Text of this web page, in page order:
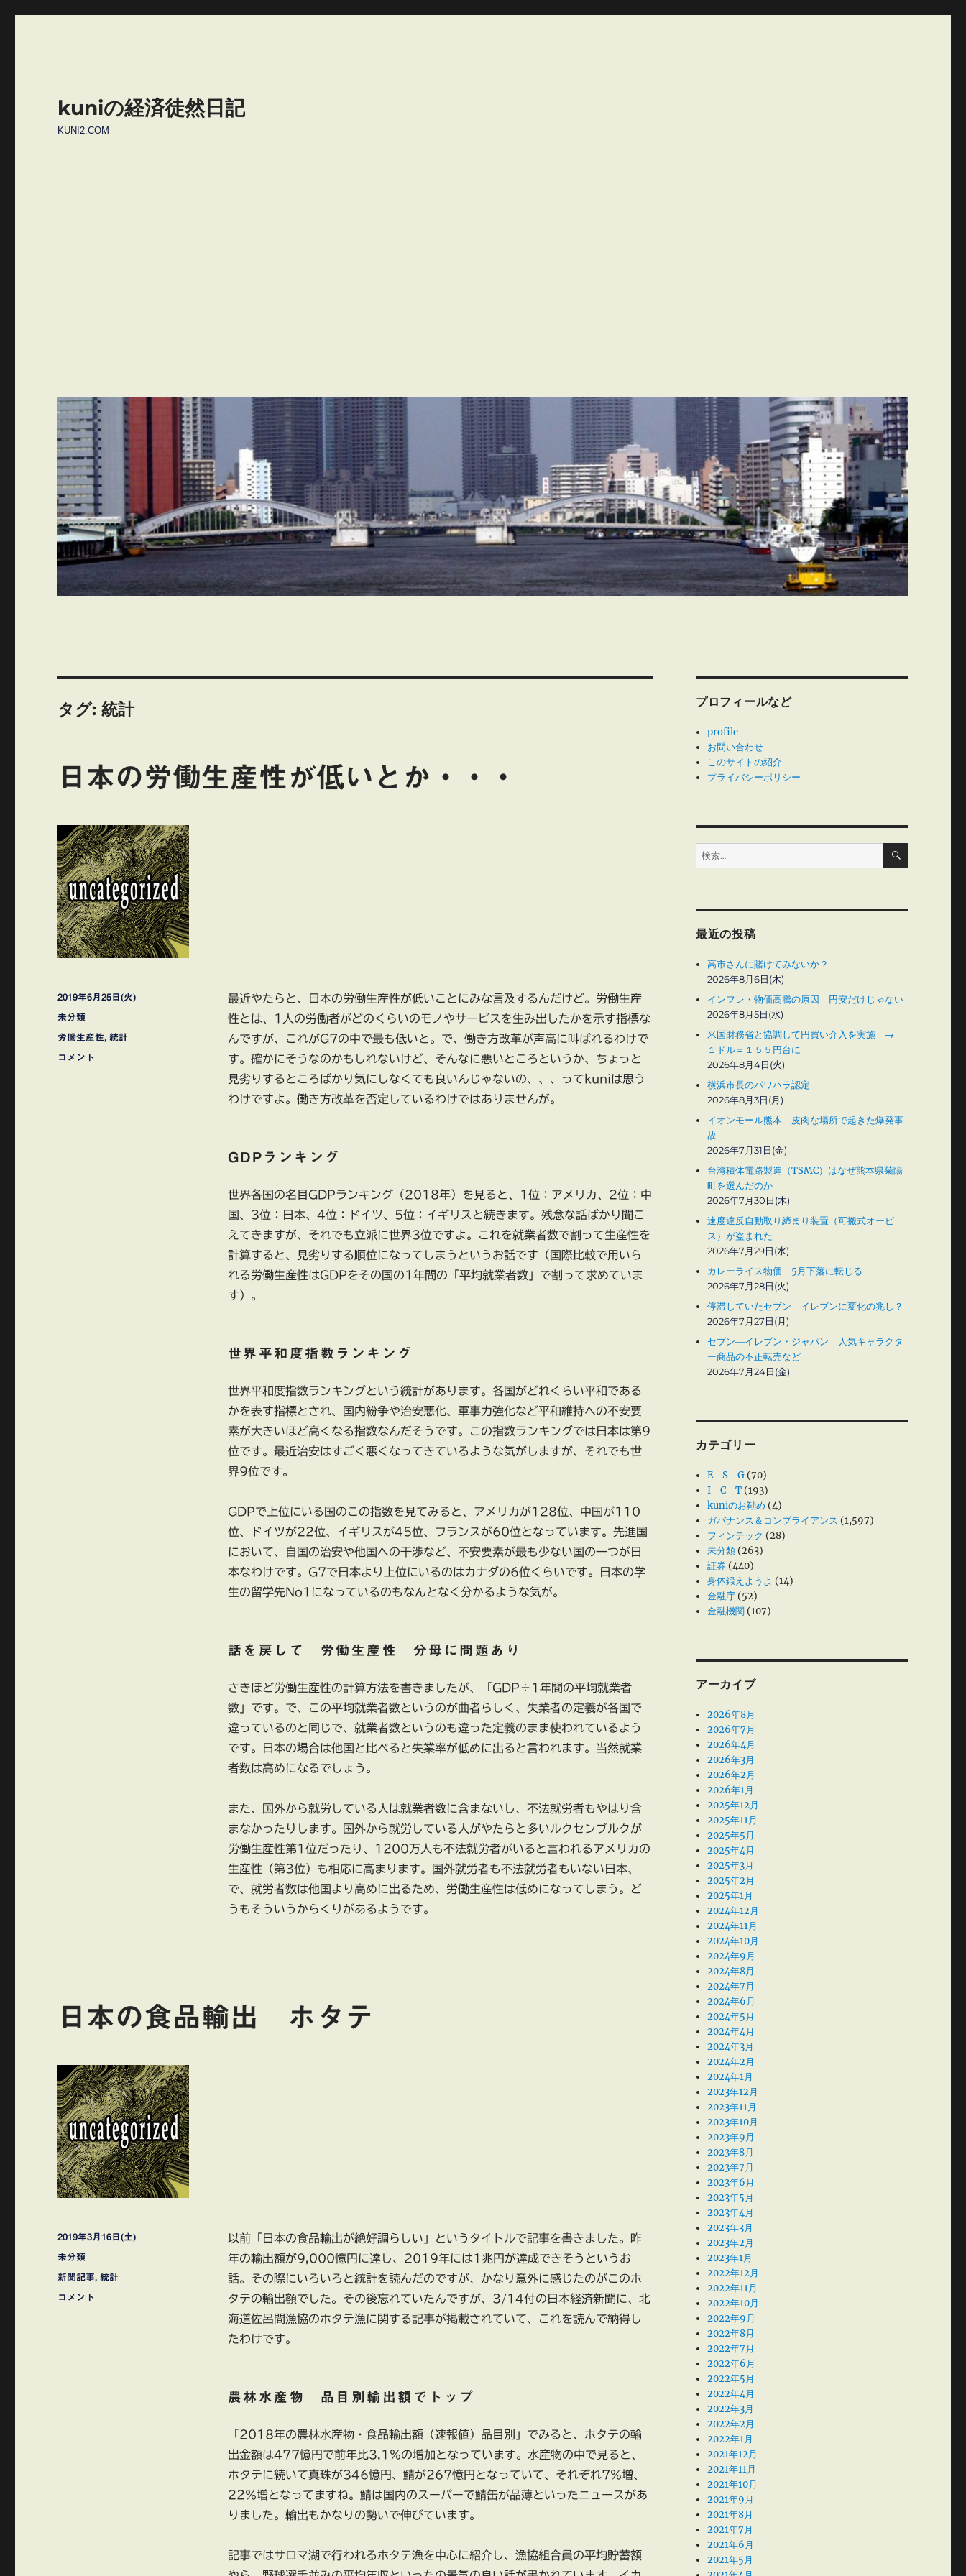
kuniの経済徒然日記
KUNI2.COM
タグ:統計
日本の労働生産性が低いとか・・・
最近やたらと、日本の労働生産性が低いことにみな言及するんだけど。労働生産
性とは、1人の労働者がどのくらいのモノやサービスを生み出したかを示す指標な
んですが、これがG7の中で最も低いと。で、働き方改革が声高に叫ばれるわけで
す。確かにそうなのかもしれないけど、そんなに悪いところというか、ちょっと
見劣りするところばかり気にしなくても良いんじゃないの、、、ってkuniは思う
わけですよ。働き方改革を否定しているわけではありませんが。
GDPランキング
世界各国の名目GDPランキング（2018年）を見ると、1位：アメリカ、2位：中
国、3位：日本、4位：ドイツ、5位：イギリスと続きます。残念な話ばかり聞こ
えてきますが、それでも立派に世界3位ですよ。これを就業者数で割って生産性を
計算すると、見劣りする順位になってしまうというお話です（国際比較で用いら
れる労働生産性はGDPをその国の1年間の「平均就業者数」で割って求めていま
す）。
世界平和度指数ランキング
世界平和度指数ランキングという統計があります。各国がどれくらい平和である
かを表す指標とされ、国内紛争や治安悪化、軍事力強化など平和維持への不安要
素が大きいほど高くなる指数なんだそうです。この指数ランキングでは日本は第9
位です。最近治安はすごく悪くなってきているような気がしますが、それでも世
界9位です。
GDPで上位にいる国のこの指数を見てみると、アメリカが128位、中国が110
位、ドイツが22位、イギリスが45位、フランスが60位となっています。先進国
において、自国の治安や他国への干渉など、不安要素が最も少ない国の一つが日
本なわけです。G7で日本より上位にいるのはカナダの6位くらいです。日本の学
生の留学先No1になっているのもなんとなく分かるような気が。
話を戻して 労働生産性 分母に問題あり
さきほど労働生産性の計算方法を書きましたが、「GDP÷1年間の平均就業者
数」です。で、この平均就業者数というのが曲者らしく、失業者の定義が各国で
違っているのと同じで、就業者数というのも違った定義のまま使われているよう
です。日本の場合は他国と比べると失業率が低めに出ると言われます。当然就業
者数は高めになるでしょう。
また、国外から就労している人は就業者数に含まないし、不法就労者もやはり含
まなかったりします。国外から就労している人がやたらと多いルクセンブルクが
労働生産性第1位だったり、1200万人も不法就労者がいると言われるアメリカの
生産性（第3位）も相応に高まります。国外就労者も不法就労者もいない日本、
で、就労者数は他国より高めに出るため、労働生産性は低めになってしまう。ど
うもそういうからくりがあるようです。
投
稿
2019年6月25日(火)
カ
テ
リ
未分類
タ
労働生産性,統計
日
コメント
日本の食品輸出 ホタテ
以前「日本の食品輸出が絶好調らしい」というタイトルで記事を書きました。昨
年の輸出額が9,000憶円に達し、2019年には1兆円が達成できそうというお
話。その際にいろいろと統計を読んだのですが、かなり意外に感じたのがこのホ
タテの輸出額でした。その後忘れていたんですが、3/14付の日本経済新聞に、北
海道佐呂間漁協のホタテ漁に関する記事が掲載されていて、これを読んで納得し
たわけです。
農林水産物 品目別輸出額でトップ
「2018年の農林水産物・食品輸出額（速報値）品目別」でみると、ホタテの輸
出金額は477憶円で前年比3.1％の増加となっています。水産物の中で見ると、
ホタテに続いて真珠が346憶円、鯖が267憶円となっていて、それぞれ7％増、
22％増となってますね。鯖は国内のスーパーで鯖缶が品薄といったニュースがあ
りました。輸出もかなりの勢いで伸びています。
記事ではサロマ湖で行われるホタテ漁を中心に紹介し、漁協組合員の平均貯蓄額
投
稿
2019年3月16日(土)
カ
テ
リ
未分類
タ
新聞記事,統計
日
コメント
プロフィールなど
profile
お問い合わせ
このサイトの紹介
プライバシーポリシー
検
索:
検
最近の投稿
高市さんに賭けてみないか？
2026年8月6日(木)
インフレ・物価高騰の原因 円安だけじゃない
2026年8月5日(水)
米国財務省と協調して円買い介入を実施 →
１ドル＝１５５円台に
2026年8月4日(火)
横浜市長のパワハラ認定
2026年8月3日(月)
イオンモール熊本 皮肉な場所で起きた爆発事
故
2026年7月31日(金)
台湾積体電路製造（TSMC）はなぜ熊本県菊陽
町を選んだのか
2026年7月30日(木)
速度違反自動取り締まり装置（可搬式オービ
ス）が盗まれた
2026年7月29日(水)
カレーライス物価 5月下落に転じる
2026年7月28日(火)
停滞していたセブン―イレブンに変化の兆し？
2026年7月27日(月)
セブン―イレブン・ジャパン 人気キャラクタ
ー商品の不正転売など
2026年7月24日(金)
カテゴリー
E S G (70)
I C T (193)
kuniのお勧め (4)
ガバナンス＆コンプライアンス (1,597)
フィンテック (28)
未分類 (263)
証券 (440)
身体鍛えようよ (14)
金融庁 (52)
金融機関 (107)
アーカイブ
2026年8月
2026年7月
2026年4月
2026年3月
2026年2月
2026年1月
2025年12月
2025年11月
2025年5月
2025年4月
2025年3月
2025年2月
2025年1月
2024年12月
2024年11月
2024年10月
2024年9月
2024年8月
2024年7月
2024年6月
2024年5月
2024年4月
2024年3月
2024年2月
2024年1月
2023年12月
2023年11月
2023年10月
2023年9月
2023年8月
2023年7月
2023年6月
2023年5月
2023年4月
2023年3月
2023年2月
2023年1月
2022年12月
2022年11月
2022年10月
2022年9月
2022年8月
2022年7月
2022年6月
2022年5月
2022年4月
2022年3月
2022年2月
2022年1月
2021年12月
2021年11月
2021年10月
2021年9月
2021年8月
2021年7月
2021年6月
2021年5月